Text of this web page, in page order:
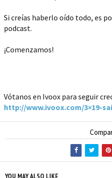
Si creías haberlo oído todo, es
podcast.
¡Comenzamos!
Vótanos en Ivoox para seguir
http://www.ivoox.com/3×19-
YOU MAY ALSO LIKE